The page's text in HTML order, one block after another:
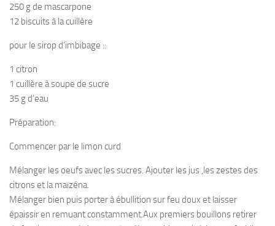
250 g de mascarpone
12 biscuits à la cuillère
pour le sirop d’imbibage ::
1 citron
1 cuillère à soupe de sucre
35 g d’eau
Préparation:
Commencer par le limon curd
Mélanger les oeufs avec les sucres. Ajouter les jus ,les zestes des
citrons et la maïzéna.
Mélanger bien puis porter à ébullition sur feu doux et laisser
épaissir en remuant constamment.Aux premiers bouillons retirer